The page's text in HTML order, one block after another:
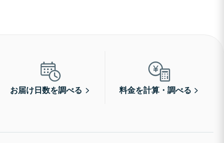
お届け日数を調べる 料金を計算・調べる